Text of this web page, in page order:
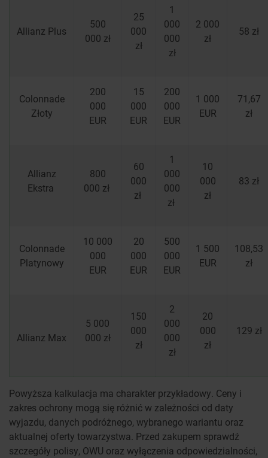
Allianz Plus
500
000 zł
25
000
zł
1
000
000
zł
2 000
zł
58 zł
Colonnade
Złoty
200
000
EUR
15
000
EUR
200
000
EUR
1 000
EUR
71,67
zł
Allianz
Ekstra
800
000 zł
60
000
zł
1
000
000
zł
10
000
zł
83 zł
Colonnade
Platynowy
10 000
000
EUR
20
000
EUR
500
000
EUR
1 500
EUR
108,53
zł
Allianz Max
5 000
000 zł
150
000
zł
2
000
000
zł
20
000
zł
129 zł
Powyższa kalkulacja ma charakter przykładowy. Ceny i
zakres ochrony mogą się różnić w zależności od daty
wyjazdu, danych podróżnego, wybranego wariantu oraz
aktualnej oferty towarzystwa. Przed zakupem sprawdź
szczegóły polisy, OWU oraz wyłączenia odpowiedzialności,